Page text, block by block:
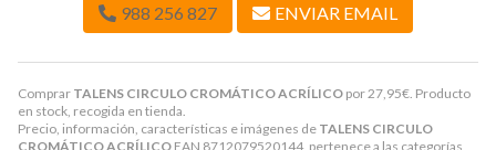
Comprar TALENS CIRCULO CROMÁTICO ACRÍLICO por 27,95€ . Producto
en stock, recogida en tienda.
Precio, información, características e imágenes de TALENS CIRCULO
CROMÁTICO ACRÍLICO EAN 8712079520144, pertenece a las categorías
988 256 827 ENVIAR EMAIL